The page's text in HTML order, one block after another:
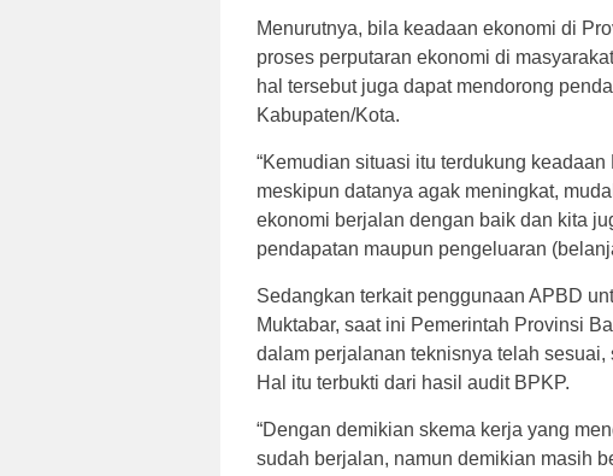
Menurutnya, bila keadaan ekonomi di
proses perputaran ekonomi di
hal tersebut juga dapat mendorong
Kabupaten/Kota.
“Kemudian situasi itu terdukung
meskipun datanya agak meningkat,
ekonomi berjalan dengan baik dan kita
pendapatan maupun pengeluaran
Sedangkan terkait penggunaan APBD
Muktabar, saat ini Pemerintah Provinsi
dalam perjalanan teknisnya telah
Hal itu terbukti dari hasil audit BPKP.
“Dengan demikian skema kerja yang
sudah berjalan, namun demikian masih